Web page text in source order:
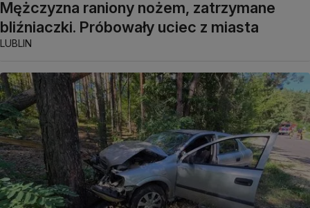
Mężczyzna raniony nożem, zatrzymane
bliźniaczki. Próbowały uciec z miasta
LUBLIN